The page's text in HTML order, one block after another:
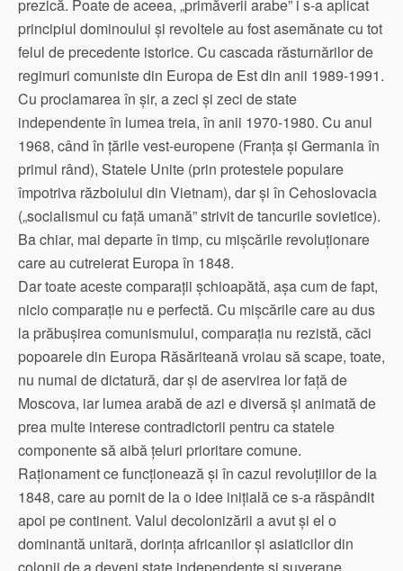
prezică. Poate de aceea, „primăverii arabe” i s-a aplicat
principiul domi­noului și revoltele au fost asemănate cu tot
felul de precedente istorice. Cu cascada răsturnărilor de
regimuri comuniste din Europa de Est din anii 1989-1991.
Cu proclamarea în șir, a zeci și zeci de state
independente în lumea treia, în anii 1970-1980. Cu anul
1968, când în țările vest-europene (Franța și Germania în
primul rând), Statele Unite (prin protestele populare
împotriva războiului din Vietnam), dar și în Cehoslovacia
(„socialismul cu față umană” strivit de tancurile sovietice).
Ba chiar, mai departe în timp, cu mișcările revoluționare
care au cutreierat Europa în 1848.
Dar toate aceste comparații șchioapătă, așa cum de fapt,
nicio comparație nu e perfectă. Cu mișcările care au dus
la prăbușirea comunismului, comparația nu rezistă, căci
popoarele din Europa Răsăriteană vroiau să scape, toate,
nu numai de dictatură, dar și de aservirea lor față de
Moscova, iar lumea arabă de azi e diversă și animată de
prea multe interese contradictorii pentru ca statele
componente să aibă țeluri prioritare comune.
Raționament ce funcțio­nează și în cazul revoluțiilor de la
1848, care au pornit de la o idee inițială ce s-a răspândit
apoi pe continent. Valul decolonizării a avut și el o
dominantă unitară, dorința africanilor și asiaticilor din